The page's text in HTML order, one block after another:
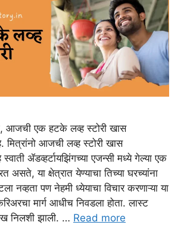
आजची एक हटके लव्ह स्टोरी खास
मित्रांनो आजची लव्ह स्टोरी खास
ॲडव्हर्टायझिंगच्या एजन्सी मध्ये गेल्या एक
असते, या क्षेत्रात येण्याचा तिच्या घरच्यांना
नव्हता पण नेहमी ध्येयाचा विचार करणाऱ्या या
मार्ग आधीच निवडला होता. लास्ट
निलशी झाली. … Read more